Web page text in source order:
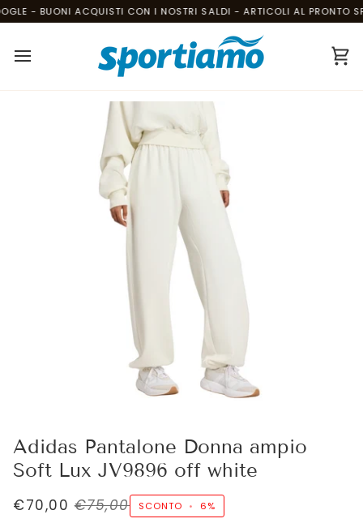
Salta
al
- BUONI ACQUISTI CON I NOSTRI SALDI - ARTICOLI AL PRONTO
Adidas Pantalone Donna ampio
Soft Lux JV9896 off white
€70,00 €75,00 SCONTO • 6%